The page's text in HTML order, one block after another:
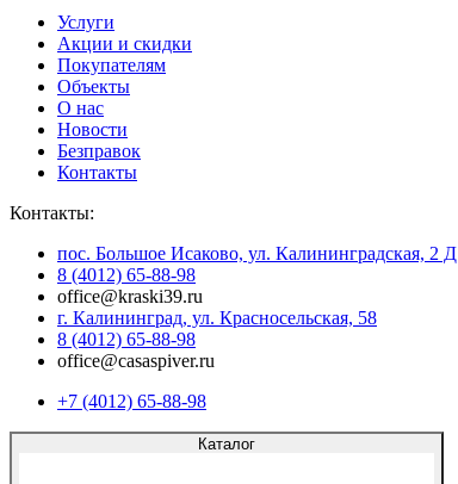
Услуги
Акции и скидки
Покупателям
Объекты
О нас
Новости
Безправок
Контакты
Контакты:
пос. Большое Исаково, ул. Калининградская, 2 Д
8 (4012) 65-88-98
office@kraski39.ru
г. Калининград, ул. Красносельская, 58
8 (4012) 65-88-98
office@casaspiver.ru
+7 (4012) 65-88-98
Каталог